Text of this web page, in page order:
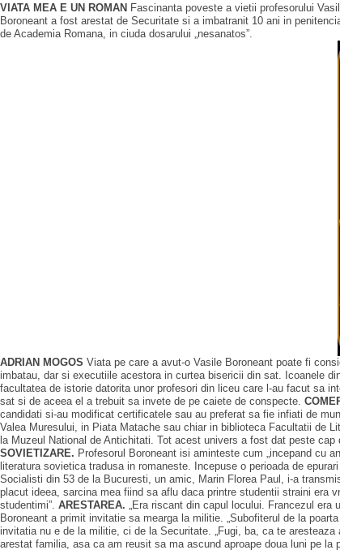
VIATA MEA E UN ROMAN Fascinanta poveste a vietii profesorului
Boroneant a fost arestat de Securitate si a imbatranit 10 ani in
de Academia Romana, in ciuda dosarului „nesanatos”.
ADRIAN MOGOS Viata pe care a avut-o Vasile Boroneant poate fi
imbatau, dar si executiile acestora in curtea bisericii din sat. Icoanele
facultatea de istorie datorita unor profesori din liceu care l-au facut sa
sat si de aceea el a trebuit sa invete de pe caiete de conspecte.
candidati si-au modificat certificatele sau au preferat sa fie infiati de
Valea Muresului, in Piata Matache sau chiar in biblioteca Facultatii de
la Muzeul National de Antichitati. Tot acest univers a fost dat peste
SOVIETIZARE. Profesorul Boroneant isi aminteste cum „incepand cu
literatura sovietica tradusa in romaneste. Incepuse o perioada de
Socialisti din 53 de la Bucuresti, un amic, Marin Florea Paul, i-a
placut ideea, sarcina mea fiind sa aflu daca printre studentii straini era
studentimi”. ARESTAREA. „Era riscant din capul locului. Francezul
Boroneant a primit invitatie sa mearga la militie. „Subofiterul de la
invitatia nu e de la militie, ci de la Securitate. „Fugi, ba, ca te
arestat familia, asa ca am reusit sa ma ascund aproape doua luni pe la